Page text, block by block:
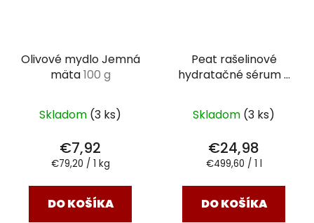
Olivové mydlo Jemná
mäta100 g
Skladom (3 ks)
€7,92
Jednotková
€79,20 / 1 kg
DO KOŠÍKA
Peat rašelinové
hydratačné sérum s
Skladom (3 ks)
€24,98
Jednotková
€499,60 / 1 l
DO KOŠÍKA